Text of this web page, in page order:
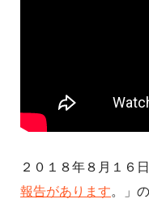
２０１８年８月１６
報告があります。」